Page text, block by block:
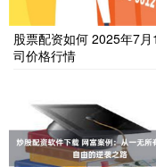
股票配资如何 2025年7
司价格行情